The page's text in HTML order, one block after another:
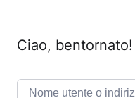
Ciao, bentornato!